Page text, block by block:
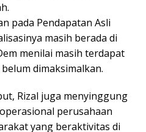
pada Pendapatan Asli
masih berada di
menilai masih terdapat
dimaksimalkan.
Rizal juga menyinggung
perusahaan
yang beraktivitas di